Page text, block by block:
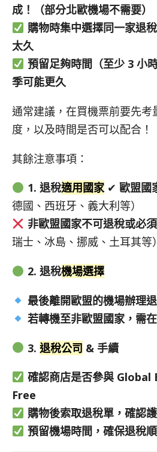
成！（部分北歐機場不需要）
購物時集中選擇同一家退
太久
預留足夠時間（至少 3 小
季可能更久
通常建議，在買機票前要先考
度，以及時間是否可以配合！
其餘注意事項：
1. 退稅適用國家✔ 歐盟國
德國、西班牙、義大利等）
非歐盟國家不可退稅或必
瑞士、冰島、挪威、土耳其等）
2. 退稅機場選擇
最後離開歐盟的機場辦理
若轉機至非歐盟國家，需
3. 退稅公司 & 手續
確認商店是否參與
Free
購物後索取退稅單，確認
預留機場時間，確保退稅順